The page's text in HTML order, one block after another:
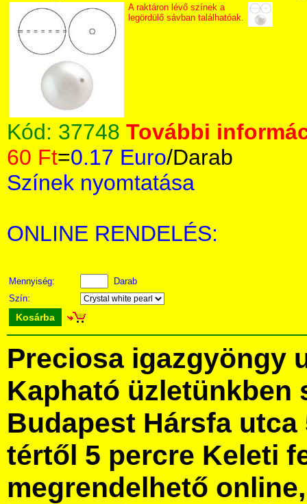
A raktáron lévő színek a
legördülő sávban találhatóak.
Kód: 37748 További
60 Ft=0.17 Euro/Darab
Színek nyomtatása
ONLINE RENDELÉS:
Mennyiség:
Darab
Szín:
Kosárba
Preciosa igazgyöngy
Kapható üzletünkben
Budapest Hársfa utca
tértől 5 percre Keleti
megrendelhető